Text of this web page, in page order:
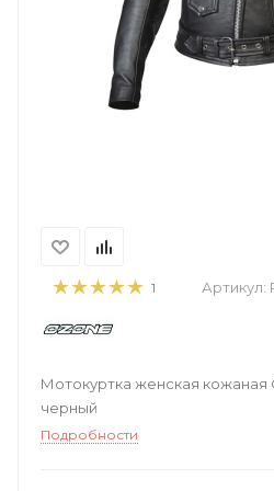
1 Артикул:
Мотокуртка женская кожаная
черный
Подробности